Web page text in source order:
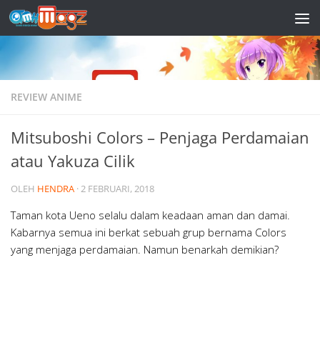
Skip to content
REVIEW ANIME
Mitsuboshi Colors – Penjaga Perdamaian
atau Yakuza Cilik
OLEH HENDRA ·2 FEBRUARI, 2018
Taman kota Ueno selalu dalam keadaan aman dan damai.
Kabarnya semua ini berkat sebuah grup bernama Colors
yang menjaga perdamaian. Namun benarkah demikian?